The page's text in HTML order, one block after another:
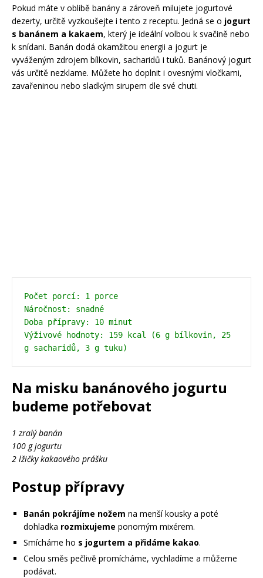
Pokud máte v oblibě banány a zároveň milujete jogurtové
dezerty, určitě vyzkoušejte i tento z receptu. Jedná se o jogurt
s banánem a kakaem, který je ideální volbou k svačině nebo
k snídani. Banán dodá okamžitou energii a jogurt je
vyváženým zdrojem bílkovin, sacharidů i tuků. Banánový jogurt
vás určitě nezklame. Můžete ho doplnit i ovesnými vločkami,
zavařeninou nebo sladkým sirupem dle své chuti.
Počet porcí: 1 porce
Náročnost: snadné
Doba přípravy: 10 minut
Výživové hodnoty: 159 kcal (6 g bílkovin, 25
g sacharidů, 3 g tuku)
Na misku banánového jogurtu
budeme potřebovat
1 zralý banán
100 g jogurtu
2 lžičky kakaového prášku
Postup přípravy
Banán pokrájíme nožem na menší kousky a poté
dohladka rozmixujeme ponorným mixérem.
Smícháme ho s jogurtem a přidáme kakao.
Celou směs pečlivě promícháme, vychladíme a můžeme
podávat.